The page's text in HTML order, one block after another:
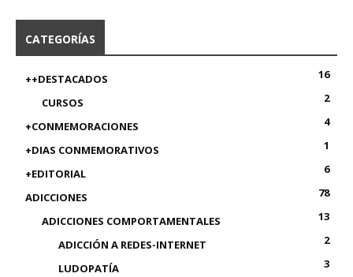
CATEGORÍAS
++DESTACADOS
16
CURSOS
2
+CONMEMORACIONES
4
+DIAS CONMEMORATIVOS
1
+EDITORIAL
6
ADICCIONES
78
ADICCIONES COMPORTAMENTALES
13
ADICCIÓN A REDES-INTERNET
2
LUDOPATÍA
3